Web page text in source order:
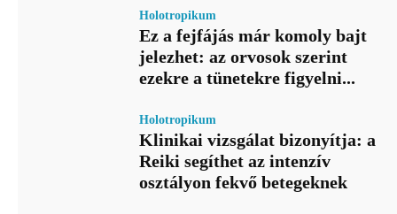
Holotropikum
Ez a fejfájás már komoly bajt
jelezhet: az orvosok szerint
ezekre a tünetekre figyelni...
Holotropikum
Klinikai vizsgálat bizonyítja: a
Reiki segíthet az intenzív
osztályon fekvő betegeknek